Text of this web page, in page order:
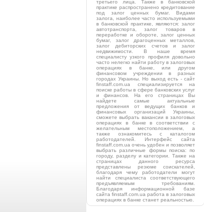
третьего лица. Также в банковской
практике распространено кредитование
под залог ценных бумаг. Видами
залога, наиболее часто используемыми
в банковской практике, являются: залог
автотранспорта, залог товаров в
переработке и обороте, залог ценных
бумаг, залог драгоценных металлов,
залог дебиторских счетов и залог
недвижимости. В наше время
специалисту узкого профиля довольно
часто нелегко найти работу в залоговых
операциях в банке, или другом
финансовом учреждении в разных
городах Украины. Но выход есть - сайт
finstaff.com.ua специализируется на
поиске работы в сфере банковских услуг
и финансов. На его страницах Вы
найдете самые актуальные
предложения от ведущих банков и
финансовых организаций Украины,
сможете выбрать вакансии в залоговых
операциях в банке в соответствии с
желательным местоположением, а
также ознакомитесь с каталогом
работодателей. Интерфейс сайта
finstaff.com.ua очень удобен и позволяет
выбрать различные формы поиска: по
городу, разделу и категории. Также на
страницах данного ресурса
представлены резюме соискателей,
благодаря чему работодатели могут
найти специалиста соответствующего
предъявляемым требованиям.
Благодаря информационной базе
сайта finstaff.com.ua работа в залоговых
операциях в банке станет реальностью.